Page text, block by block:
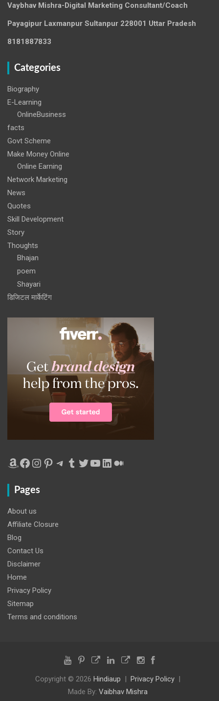
Vaybhav Mishra-Digital Marketing Consultant/Coach
Payagipur Laxmanpur Sultanpur 228001 Uttar Pradesh
8181887833
Categories
Biography
E-Learning
OnlineBusiness
facts
Govt Scheme
Make Money Online
Online Earning
Network Marketing
News
Quotes
Skill Development
Story
Thoughts
Bhajan
poem
Shayari
डिजिटल मार्केटिंग
Amazon
Facebook
Instagram
Pinterest
Telegram
Tumblr
Twitter
YouTube
LinkedIn
Medium
Pages
About us
Affiliate Closure
Blog
Contact Us
Disclaimer
Home
Privacy Policy
Sitemap
Terms and conditions
Copyright © 2026 Hindiaup
Privacy Policy
Made By: Vaibhav Mishra